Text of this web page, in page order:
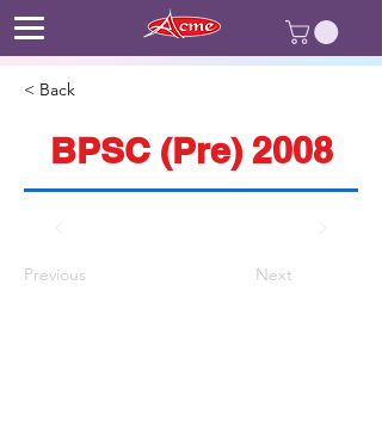
< Back
BPSC (Pre) 2008
Previous Next